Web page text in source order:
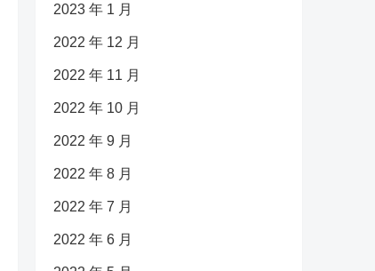
2023 年 1 月
2022 年 12 月
2022 年 11 月
2022 年 10 月
2022 年 9 月
2022 年 8 月
2022 年 7 月
2022 年 6 月